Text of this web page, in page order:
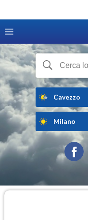
Cavezzo
Milano